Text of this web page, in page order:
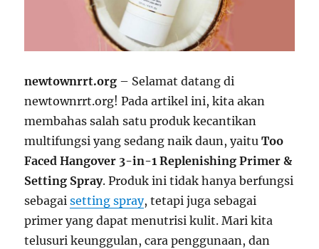
newtownrrt.org – Selamat datang di
newtownrrt.org! Pada artikel ini, kita akan
membahas salah satu produk kecantikan
multifungsi yang sedang naik daun, yaituToo
Faced Hangover 3-in-1 Replenishing Primer &
Setting Spray. Produk ini tidak hanya berfungsi
sebagaisetting spray, tetapi juga sebagai
primer yang dapat menutrisi kulit. Mari kita
telusuri keunggulan, cara penggunaan, dan